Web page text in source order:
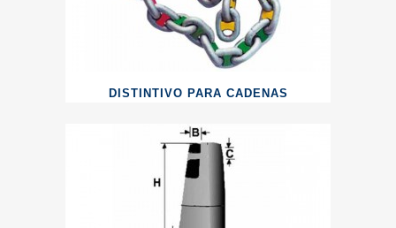
DISTINTIVO PARA CADENAS